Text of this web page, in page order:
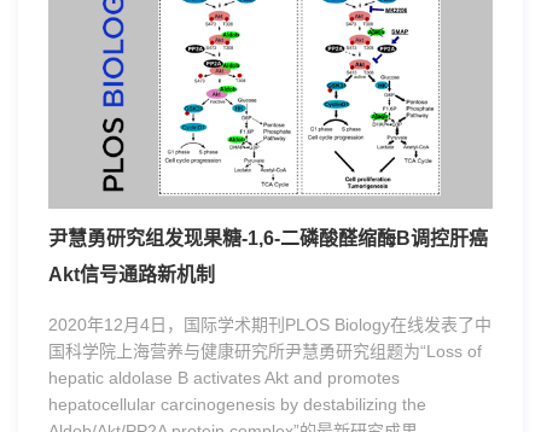
尹慧勇研究组发现果糖-1,6-二磷酸醛缩酶B调控肝癌
Akt信号通路新机制
2020年12月4日，国际学术期刊PLOS Biology在线发表了中
国科学院上海营养与健康研究所尹慧勇研究组题为“Loss of
hepatic aldolase B activates Akt and promotes
hepatocellular carcinogenesis by destabilizing the